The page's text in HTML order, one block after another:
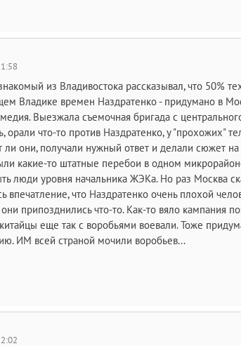
из Владивостока рассказывал, что 50%
Владике времен Наздратенко - придумано в
Выезжала съемочная бригада с
орали что-то против Наздратенко, у "прохожих"
ли они, получали нужный ответ и делали сюжет на
какие-то штатные перебои в одном
люди уровня начальника ЖЭКа. Но раз Москва
впечатление, что Наздратенко очень плохой
припозднились что-то. Как-то вяло кампания
еще так с воробьями воевали. Тоже
ИМ всей страной мочили воробьев...